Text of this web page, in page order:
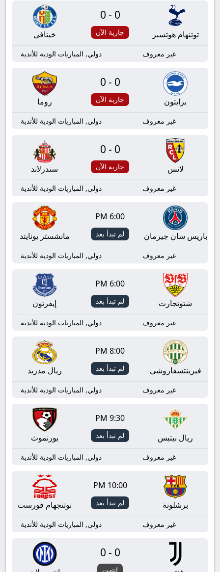
0-0
انتهت
توتنهام هوتسبر
0-0
جارية الآن خيتافي
غير معروف دولي, المباريات الودية للأندية
برايتون
0-0
جارية الآن روما
غير معروف دولي, المباريات الودية للأندية
لانس
0-0
جارية الآن سندرلاند
غير معروف دولي, المباريات الودية للأندية
باريس سان جيرمان
6:00 PM
لم تبدأ بعد مانشستر يونايتد
غير معروف دولي, المباريات الودية للأندية
شتوتجارت
6:00 PM
لم تبدأ بعد إيفرتون
غير معروف دولي, المباريات الودية للأندية
فيرينتسفاروشي
8:00 PM
لم تبدأ بعد ريال مدريد
غير معروف دولي, المباريات الودية للأندية
ريال بيتيس
9:30 PM
لم تبدأ بعد بورنموث
غير معروف دولي, المباريات الودية للأندية
برشلونة
10:00 PM
لم تبدأ بعد نوتنجهام فورست
غير معروف دولي, المباريات الودية للأندية